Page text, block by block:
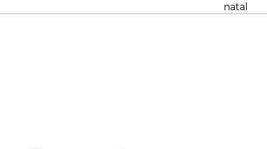
natal